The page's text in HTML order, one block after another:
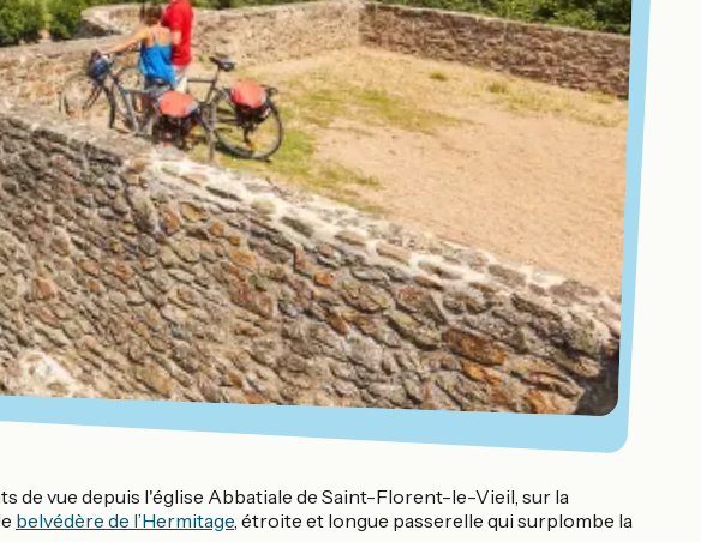
de vue depuis l'église Abbatiale de Saint-Florent-le-Vieil, sur la
belvédère de l’Hermitage , étroite et longue passerelle qui surplombe la